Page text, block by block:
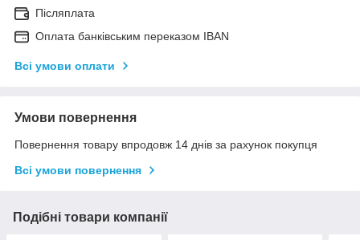
Післяплата
Оплата банківським переказом IBAN
Всі умови оплати
Умови повернення
Повернення товару впродовж 14 днів за рахунок покупця
Всі умови повернення
Подібні товари компанії